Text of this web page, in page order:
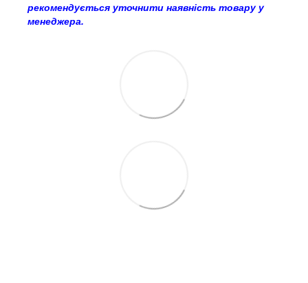
рекомендується уточнити наявність товару у
менеджера.